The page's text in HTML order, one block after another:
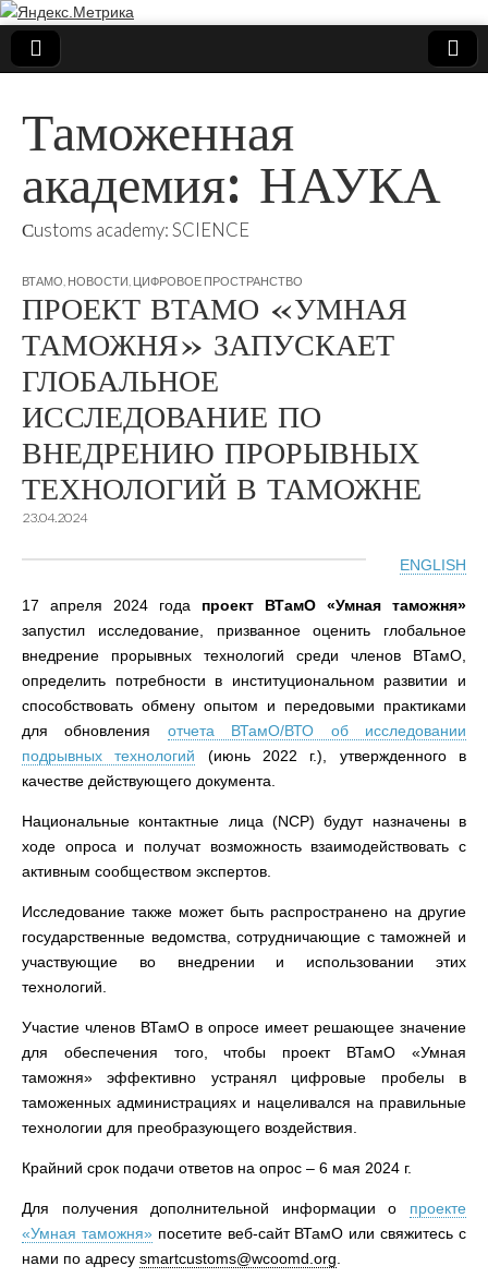
Таможенная
академия: НАУКА
Сustoms academy: SCIENCE
ВТАМО НОВОСТИ ЦИФРОВОЕ ПРОСТРАНСТВО
ПРОЕКТ ВТАМО «УМНАЯ
ТАМОЖНЯ» ЗАПУСКАЕТ
ГЛОБАЛЬНОЕ
ИССЛЕДОВАНИЕ ПО
ВНЕДРЕНИЮ ПРОРЫВНЫХ
ТЕХНОЛОГИЙ В ТАМОЖНЕ
23.04.2024
ENGLISH
17 апреля 2024 года проект ВТамО «Умная таможня»
запустил исследование, призванное оценить глобальное
внедрение прорывных технологий среди членов ВТамО,
определить потребности в институциональном развитии и
способствовать обмену опытом и передовыми практиками
для обновления отчета ВТамО/ВТО об исследовании
подрывных технологий (июнь 2022 г.), утвержденного в
качестве действующего документа.
Национальные контактные лица (NCP) будут назначены в
ходе опроса и получат возможность взаимодействовать с
активным сообществом экспертов.
Исследование также может быть распространено на другие
государственные ведомства, сотрудничающие с таможней и
участвующие во внедрении и использовании этих
технологий.
Участие членов ВТамО в опросе имеет решающее значение
для обеспечения того, чтобы проект ВТамО «Умная
таможня» эффективно устранял цифровые пробелы в
таможенных администрациях и нацеливался на правильные
технологии для преобразующего воздействия.
Крайний срок подачи ответов на опрос – 6 мая 2024 г.
Для получения дополнительной информации о проекте
«Умная таможня»посетите веб-сайт ВТамО или свяжитесь с
нами по адресу smartcustoms@wcoomd.org